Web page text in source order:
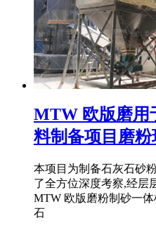
MTW 欧版磨
料制备项目磨粉
本项目为制备石灰石砂
了全方位深度考察,经层
MTW 欧版磨粉制砂一
石